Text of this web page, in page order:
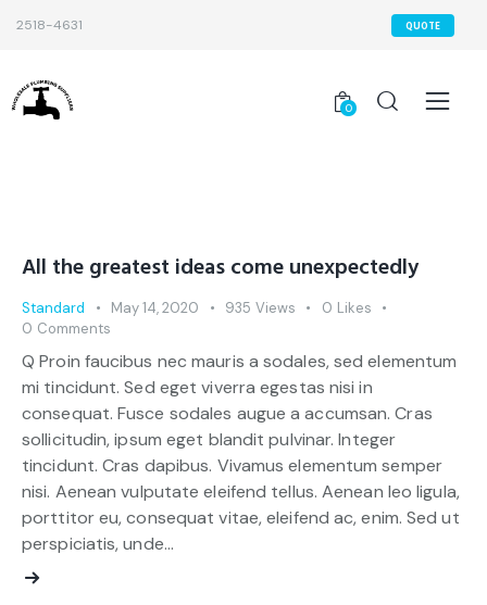
2518-4631 QUOTE
0
All the greatest ideas come unexpectedly
Standard May 14, 2020 935 Views 0 Likes
0 Comments
Q Proin faucibus nec mauris a sodales, sed elementum
mi tincidunt. Sed eget viverra egestas nisi in
consequat. Fusce sodales augue a accumsan. Cras
sollicitudin, ipsum eget blandit pulvinar. Integer
tincidunt. Cras dapibus. Vivamus elementum semper
nisi. Aenean vulputate eleifend tellus. Aenean leo ligula,
porttitor eu, consequat vitae, eleifend ac, enim. Sed ut
perspiciatis, unde…